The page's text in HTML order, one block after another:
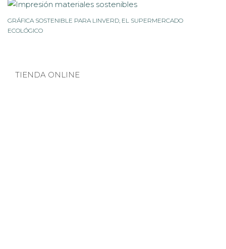
GRÁFICA SOSTENIBLE PARA LINVERD, EL SUPERMERCADO
ECOLÓGICO
TIENDA ONLINE